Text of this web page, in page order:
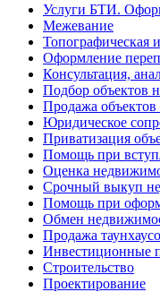
Услуги БТИ.
Межевание
Топографическая
Оформление
Консультация,
Подбор объектов
Продажа
Юридическое
Приватизация
Помощь при
Оценка
Срочный выкуп
Помощь при
Обмен
Продажа
Инвестиционные
Строительство
Проектирование